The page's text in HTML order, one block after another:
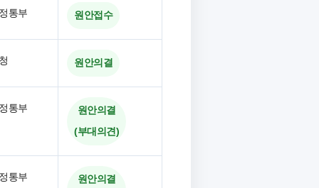
통부 원안접수
원안의결
통부
원안의결
(부대의견)
통부
원안의결